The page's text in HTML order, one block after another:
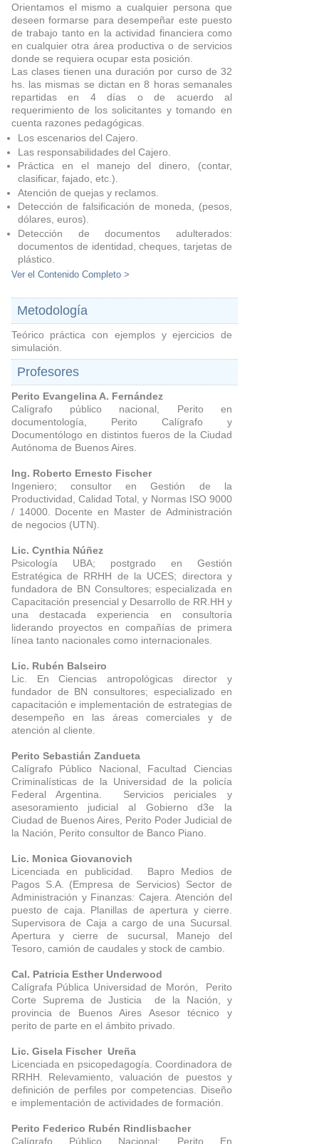
Orientamos el mismo a cualquier persona que
deseen formarse para desempeñar este puesto
de trabajo tanto en la actividad financiera como
en cualquier otra área productiva o de servicios
donde se requiera ocupar esta posición.
Las clases tienen una duración por curso de 32
hs. las mismas se dictan en 8 horas semanales
repartidas en 4 días o de acuerdo al
requerimiento de los solicitantes y tomando en
cuenta razones pedagógicas.
Los escenarios del Cajero.
Las responsabilidades del Cajero.
Práctica en el manejo del dinero, (contar,
clasificar, fajado, etc.).
Atención de quejas y reclamos.
Detección de falsificación de moneda, (pesos,
dólares, euros).
Detección de documentos adulterados:
documentos de identidad, cheques, tarjetas de
plástico.
Ver el Contenido Completo >
Metodología
Teórico práctica con ejemplos y ejercicios de
simulación .
Profesores
Perito Evangelina A. Fernández
Calígrafo público nacional, Perito en
documentología, Perito Calígrafo y
Documentólogo en distintos fueros de la Ciudad
Autónoma de Buenos Aires.
Ing. Roberto Ernesto Fischer
Ingeniero; consultor en Gestión de la
Productividad, Calidad Total, y Normas ISO 9000
/ 14000. Docente en Master de Administración
de negocios (UTN).
Lic. Cynthia Núñez
Psicología UBA; postgrado en Gestión
Estratégica de RRHH de la UCES; directora y
fundadora de BN Consultores; especializada en
Capacitación presencial y Desarrollo de RR.HH y
una destacada experiencia en consultoría
liderando proyectos en compañías de primera
línea tanto nacionales como internacionales.
Lic. Rubén Balseiro
Lic. En Ciencias antropológicas director y
fundador de BN consultores; especializado en
capacitación e implementación de estrategias de
desempeño en las áreas comerciales y de
atención al cliente.
Perito Sebastián Zandueta
Calígrafo Público Nacional, Facultad Ciencias
Criminalísticas de la Universidad de la policía
Federal Argentina. Servicios periciales y
asesoramiento judicial al Gobierno d3e la
Ciudad de Buenos Aires, Perito Poder Judicial de
la Nación, Perito consultor de Banco Piano.
Lic. Monica Giovanovich
Licenciada en publicidad. Bapro Medios de
Pagos S.A. (Empresa de Servicios) Sector de
Administración y Finanzas:Cajera. Atención del
puesto de caja. Planillas de apertura y cierre.
Supervisora de Caja a cargo de una Sucursal.
Apertura y cierre de sucursal, Manejo del
Tesoro, camión de caudales y stock de cambio.
Cal. Patricia Esther Underwood
Calígrafa Pública Universidad de Morón, Perito
Corte Suprema de Justicia de la Nación, y
provincia de Buenos Aires Asesor técnico y
perito de parte en el ámbito privado.
Lic. Gisela Fischer Ureña
Licenciada en psicopedagogía. Coordinadora de
RRHH. Relevamiento, valuación de puestos y
definición de perfiles por competencias. Diseño
e implementación de actividades de formación.
Perito Federico Rubén Rindlisbacher
Calígrafo Público Nacional; Perito En